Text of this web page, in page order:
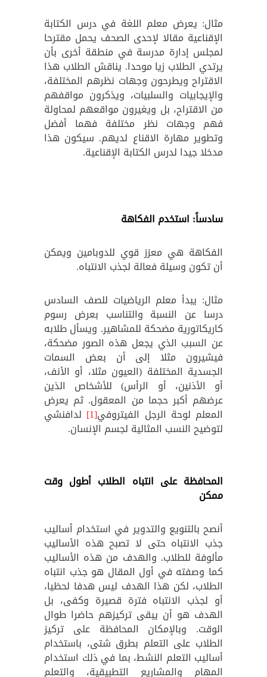
مثال: يعرض معلم اللغة في درس الكتابة
الإقناعية مقالا لإحدى الصحف يحمل مقترحا
لمجلس إدارة مدرسة في منطقة أخرى بأن
يرتدي الطلاب زيا موحدا. يناقش الطلاب هذا
الاقتراح ويطرحون وجهات نظرهم المختلفة،
والإيجابيات والسلبيات، ويذكرون مواقفهم
من الاقتراح، بل ويغيرون مواقعهم لمحاولة
فهم وجهات نظر مختلفة فهما أفضل
وتطوير مهارة الاقناع لديهم. سيكون هذا
مدخلا جيدا لدرس الكتابة الإقناعية.
سادساً: استخدم الفكاهة
الفكاهة هي معزز قوي للدوبامين ويمكن
أن تكون وسيلة فعالة لجذب الانتباه.
مثال: يبدأ معلم الرياضيات للصف السادس
درسا عن النسبة والتناسب بعرض رسوم
كاريكاتورية مضحكة للمشاهير. ويسأل طلابه
عن السبب الذي يجعل هذه الصور مضحكة،
فيشيرون مثلا إلى أن بعض السمات
الجسدية المختلفة (العيون مثلا، أو الأنف،
أو الأذنين، أو الرأس) للأشخاص الذين
عرضهم أكبر حجما من المعقول. ثم يعرض
المعلم لوحة الرجل الفيتروفي[1] لدافنشي
لتوضيح النسب المثالية لجسم الإنسان.
المحافظة على انتباه الطلاب أطول وقت
ممكن
أنصح بالتنويع والتدوير في استخدام أساليب
جذب الانتباه حتى لا تصبح هذه الأساليب
مألوفة للطلاب. والهدف من هذه الأساليب
كما وصفته في أول المقال هو جذب انتباه
الطلاب، لكن هذا الهدف ليس هدفا لحظيا،
أو لجذب الانتباه فترة قصيرة وكفى، بل
الهدف هو أن يبقى تركيزهم حاضرا طوال
الوقت. وبالإمكان المحافظة على تركيز
الطلاب على التعلم بطرق شتى، باستخدام
أساليب التعلم النشط، بما في ذلك استخدام
المهام والمشاريع التطبيقية، والتعلم